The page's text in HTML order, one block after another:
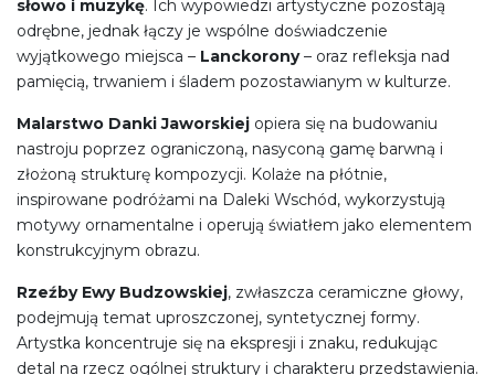
słowo i muzykę. Ich wypowiedzi artystyczne pozostają
odrębne, jednak łączy je wspólne doświadczenie
wyjątkowego miejsca – Lanckorony– oraz refleksja nad
pamięcią, trwaniem i śladem pozostawianym w kulturze.
Malarstwo Danki Jaworskiej opiera się na budowaniu
nastroju poprzez ograniczoną, nasyconą gamę barwną i
złożoną strukturę kompozycji. Kolaże na płótnie,
inspirowane podróżami na Daleki Wschód, wykorzystują
motywy ornamentalne i operują światłem jako elementem
konstrukcyjnym obrazu.
Rzeźby Ewy Budzowskiej, zwłaszcza ceramiczne głowy,
podejmują temat uproszczonej, syntetycznej formy.
Artystka koncentruje się na ekspresji i znaku, redukując
detal na rzecz ogólnej struktury i charakteru przedstawienia.